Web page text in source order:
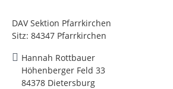
DAV Sektion Pfarrkirchen
Sitz: 84347 Pfarrkirchen
Hannah Rottbauer
Höhenberger Feld 33
84378 Dietersburg